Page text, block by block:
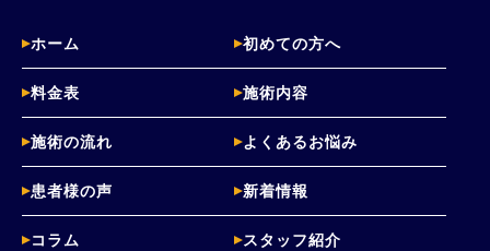
ホーム 初めての方へ
料金表 施術内容
施術の流れ よくあるお悩み
患者様の声 新着情報
コラム スタッフ紹介